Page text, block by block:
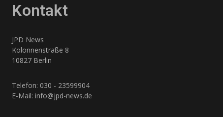
Kontakt
JPD News
Kolonnenstraße 8
10827 Berlin
Telefon: 030 - 23599904
E-Mail: info@jpd-news.de